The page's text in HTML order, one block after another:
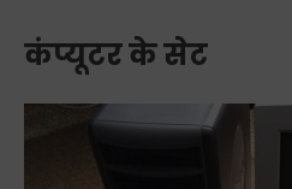
कंप्यूटर के सेट